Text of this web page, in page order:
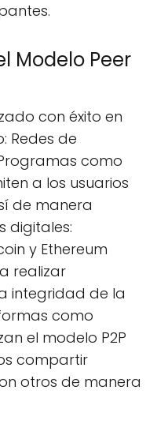
Modelo Peer
con éxito en
Redes de
como
a los usuarios
de manera
digitales:
y Ethereum
realizar
integridad de la
como
el modelo P2P
compartir
otros de manera